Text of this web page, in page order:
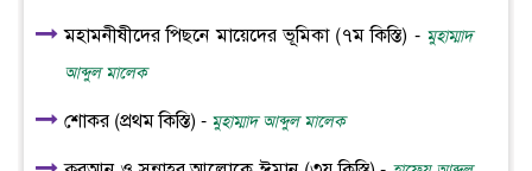
মহামনীষীদের পিছনে মায়েদের ভূমিকা (৭ম কিস্তি) - মুহাম্মাদ
আব্দুল মালেক
শোকর (প্রথম কিস্তি) - মুহাম্মাদ আব্দুল মালেক